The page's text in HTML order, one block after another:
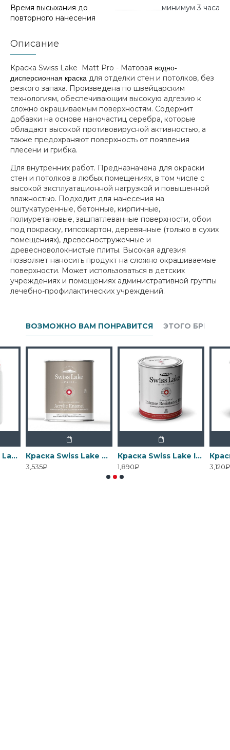
Время высыхания до
повторного нанесения
минимум 3 часа
Описание
Краска Swiss Lake Matt Pro - Матовая водно-
дисперсионная краска для отделки стен и потолков, без
резкого запаха. Произведена по швейцарским
технологиям, обеспечивающим высокую адгезию к
сложно окрашиваемым поверхностям. Содержит
добавки на основе наночастиц серебра, которые
обладают высокой противовирусной активностью, а
также предохраняют поверхность от появления
плесени и грибка.
Для внутренних работ. Предназначена для окраски
стен и потолков в любых помещениях, в том числе с
высокой эксплуатационной нагрузкой и повышенной
влажностью. Подходит для нанесения на
оштукатуренные, бетонные, кирпичные,
полиуретановые, зашпатлеванные поверхности, обои
под покраску, гипсокартон, деревянные (только в сухих
помещениях), древесностружечные и
древесноволокнистые плиты. Высокая адгезия
позволяет наносить продукт на сложно окрашиваемые
поверхности. Может использоваться в детских
учреждениях и помещениях административной группы
лечебно-профилактических учреждений.
ВОЗМОЖНО ВАМ ПОНРАВИТСЯ ЭТОГО БРЕНДА
Грунтовка Swiss Lake Wall Control универсальная для стен Краска Swiss Lake Acrylic Enamel - Эмаль на водной основе для дерева
3,535₽
Краска Swiss Lake Intense Resistance Plus антивандальная для стен и потолка
1,890₽ 3,120₽